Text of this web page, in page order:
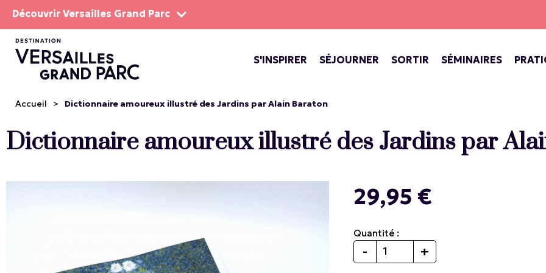
Découvrir Versailles Grand Parc
S'INSPIRER SÉJOURNER SORTIR SÉMINAIRES
Accueil > Dictionnaire amoureux illustré des Jardins par Alain Baraton
Dictionnaire amoureux illustré des Jardins par
29,95 €
Quantité :
- +